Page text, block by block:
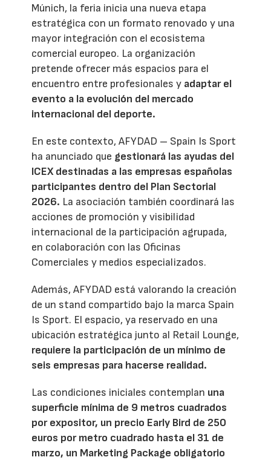
Múnich, la feria inicia una nueva etapa
estratégica con un formato renovado y una
mayor integración con el ecosistema
comercial europeo. La organización
pretende ofrecer más espacios para el
encuentro entre profesionales y adaptar el
evento a la evolución del mercado
internacional del deporte.
En este contexto, AFYDAD – Spain Is Sport
ha anunciado que gestionará las ayudas del
ICEX destinadas a las empresas españolas
participantes dentro del Plan Sectorial
2026. La asociación también coordinará las
acciones de promoción y visibilidad
internacional de la participación agrupada,
en colaboración con las Oficinas
Comerciales y medios especializados.
Además, AFYDAD está valorando la creación
de un stand compartido bajo la marca Spain
Is Sport. El espacio, ya reservado en una
ubicación estratégica junto al Retail Lounge,
requiere la participación de un mínimo de
seis empresas para hacerse realidad.
Las condiciones iniciales contemplan una
superficie mínima de 9 metros cuadrados
por expositor, un precio Early Bird de 250
euros por metro cuadrado hasta el 31 de
marzo, un Marketing Package obligatorio